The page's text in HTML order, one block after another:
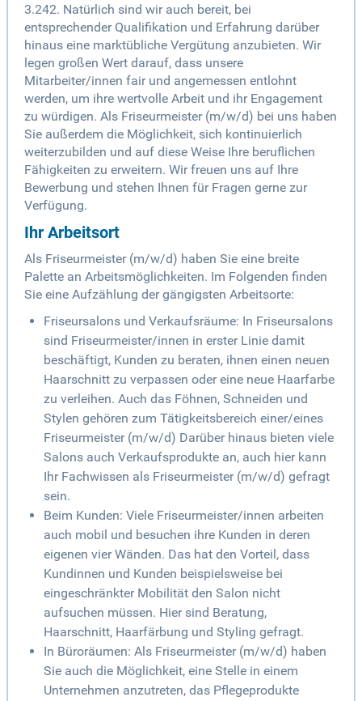
3.242. Natürlich sind wir auch bereit, bei
entsprechender Qualifikation und Erfahrung darüber
hinaus eine marktübliche Vergütung anzubieten. Wir
legen großen Wert darauf, dass unsere
Mitarbeiter/innen fair und angemessen entlohnt
werden, um ihre wertvolle Arbeit und ihr Engagement
zu würdigen. Als Friseurmeister (m/w/d) bei uns haben
Sie außerdem die Möglichkeit, sich kontinuierlich
weiterzubilden und auf diese Weise Ihre beruflichen
Fähigkeiten zu erweitern. Wir freuen uns auf Ihre
Bewerbung und stehen Ihnen für Fragen gerne zur
Verfügung.
Ihr Arbeitsort
Als Friseurmeister (m/w/d) haben Sie eine breite
Palette an Arbeitsmöglichkeiten. Im Folgenden finden
Sie eine Aufzählung der gängigsten Arbeitsorte:
Friseursalons und Verkaufsräume: In Friseursalons
sind Friseurmeister/innen in erster Linie damit
beschäftigt, Kunden zu beraten, ihnen einen neuen
Haarschnitt zu verpassen oder eine neue Haarfarbe
zu verleihen. Auch das Föhnen, Schneiden und
Stylen gehören zum Tätigkeitsbereich einer/eines
Friseurmeister (m/w/d) Darüber hinaus bieten viele
Salons auch Verkaufsprodukte an, auch hier kann
Ihr Fachwissen als Friseurmeister (m/w/d) gefragt
sein.
Beim Kunden: Viele Friseurmeister/innen arbeiten
auch mobil und besuchen ihre Kunden in deren
eigenen vier Wänden. Das hat den Vorteil, dass
Kundinnen und Kunden beispielsweise bei
eingeschränkter Mobilität den Salon nicht
aufsuchen müssen. Hier sind Beratung,
Haarschnitt, Haarfärbung und Styling gefragt.
In Büroräumen: Als Friseurmeister (m/w/d) haben
Sie auch die Möglichkeit, eine Stelle in einem
Unternehmen anzutreten, das Pflegeprodukte